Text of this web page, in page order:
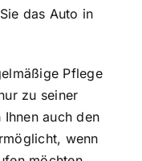
das Auto in
Pflege
zu seiner
auch den
wenn